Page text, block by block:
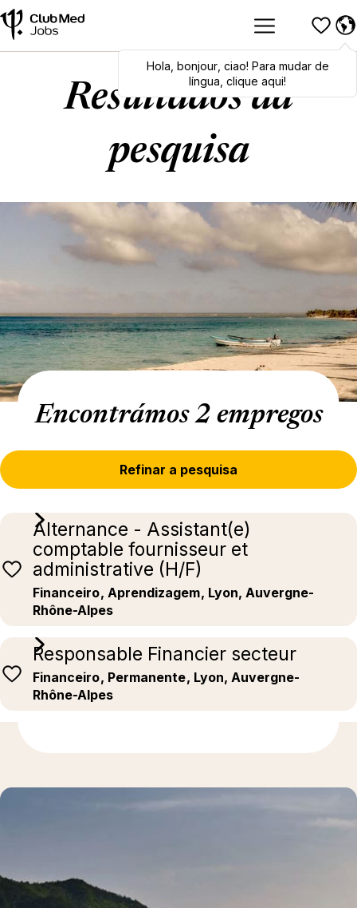
Hola,bonjour,ciao! To switch
languages, click here!
Hola bonjour, ciao! Para mudar de
língua, clique aqui!
Resultados da
pesquisa
Encontrámos 2 empregos
Refinar a pesquisa
Alternance - Assistant(e)
comptable fournisseur et
administrative (H/F)
Financeiro, Aprendizagem, Lyon, Auvergne-
Rhône-Alpes
Responsable Financier secteur
Financeiro, Permanente, Lyon, Auvergne-
Rhône-Alpes